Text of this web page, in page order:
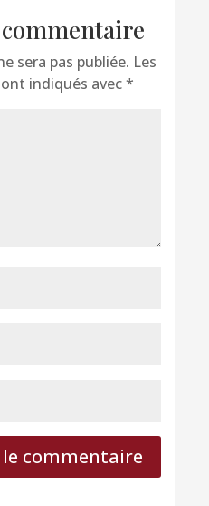
sera pas publiée. Les
indiqués avec*
commentaire